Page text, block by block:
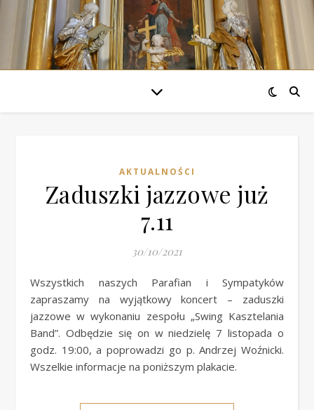
AKTUALNOŚCI
Zaduszki jazzowe już
7.11
30/10/2021
Wszystkich naszych Parafian i Sympatyków
zapraszamy na wyjątkowy koncert – zaduszki
jazzowe w wykonaniu zespołu „Swing Kasztelania
Band”. Odbędzie się on w niedzielę 7 listopada o
godz. 19:00, a poprowadzi go p. Andrzej Woźnicki.
Wszelkie informacje na poniższym plakacie.